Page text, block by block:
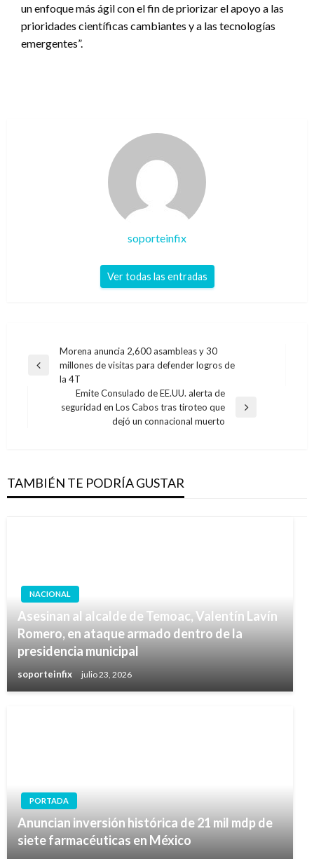
un enfoque más ágil con el fin de priorizar el apoyo a las
prioridades científicas cambiantes y a las tecnologías
emergentes”.
soporteinfix
Ver todas las entradas
Navegación
de
entradas
Entrada
anterior
Morena anuncia 2,600 asambleas y 30
millones de visitas para defender logros de
la 4T
Entrada
Emite Consulado de EE.UU. alerta de
seguridad en Los Cabos tras tiroteo que
dejó un connacional muerto
TAMBIÉN TE PODRÍA GUSTAR
NACIONAL
Asesinan al alcalde de Temoac, Valentín Lavín
Romero, en ataque armado dentro de la
presidencia municipal
soporteinfix julio 23, 2026
PORTADA
Anuncian inversión histórica de 21 mil mdp de
siete farmacéuticas en México